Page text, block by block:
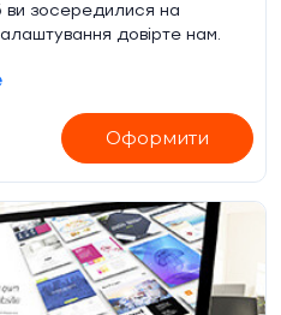
ви зосередилися на
довірте нам.
Оформити